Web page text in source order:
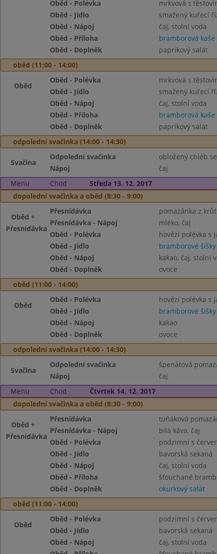
Oběd - Polévka
mrkvová s
Oběd - Jídlo
smažený kuřecí
Oběd - Nápoj
čaj, stolní voda
Oběd - Příloha
bramborová kaše
Oběd - Doplněk
paprikový salát
oběd (11:00 - 14:00)
Oběd
Oběd - Polévka
mrkvová s
Oběd - Jídlo
smažený kuřecí
Oběd - Nápoj
čaj, stolní voda
Oběd - Příloha
bramborová kaše
Oběd - Doplněk
paprikový salát
odpolední svačinka (14:00 - 14:30)
Svačina
Odpolední svačinka
obložený chléb
Nápoj
čaj
Menu
Chod
Středa 13. 12. 2017
dopolední svačinka a oběd (8:30 - 9:00)
Oběd +
Přesnídávka
Přesnídávka
pomazánka z
Přesnídávka - Nápoj
mléko, čaj
Oběd - Polévka
hovězí polévka s
Oběd - Jídlo
bramborové
Oběd - Nápoj
kakao, čaj, stolní
Oběd - Doplněk
ovoce
oběd (11:00 - 14:00)
Oběd
Oběd - Polévka
hovězí polévka s
Oběd - Jídlo
bramborové
Oběd - Nápoj
kakao
Oběd - Doplněk
ovoce
odpolední svačinka (14:00 - 14:30)
Svačina
Odpolední svačinka
špenátová
Nápoj
čaj
Menu
Chod
Čtvrtek 14. 12. 2017
dopolední svačinka a oběd (8:30 - 9:00)
Oběd +
Přesnídávka
Přesnídávka
tuňáková
Přesnídávka - Nápoj
bílá káva, čaj
Oběd - Polévka
podzimní s
Oběd - Jídlo
bavorská sekaná
Oběd - Nápoj
čaj, stolní voda
Oběd - Příloha
šťouchané
Oběd - Doplněk
okurkový salát
oběd (11:00 - 14:00)
Oběd
Oběd - Polévka
podzimní s
Oběd - Jídlo
bavorská sekaná
Oběd - Nápoj
čaj, stolní voda